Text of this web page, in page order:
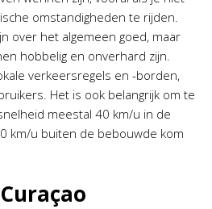
omstandigheden te rijden.
over het algemeen goed, maar
hobbelig en onverhard zijn.
verkeersregels en -borden,
Het is ook belangrijk om te
meestal 40 km/u in de
km/u buiten de bebouwde kom